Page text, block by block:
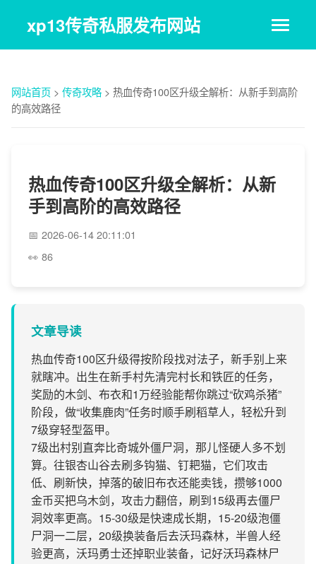
xp13传奇私服发布网站
网站首页 > 传奇攻略 > 热血传奇100区升级全解析：从新手到高阶
的高效路径
热血传奇100区升级全解析：从新
手到高阶的高效路径
2026-06-14 20:11:01
86
文章导读
热血传奇100区升级得按阶段找对法子，新手别上来
就瞎冲。出生在新手村先清完村长和铁匠的任务，
奖励的木剑、布衣和1万经验能帮你跳过“砍鸡杀猪”
阶段，做“收集鹿肉”任务时顺手刷稻草人，轻松升到
7级穿轻型盔甲。
7级出村别直奔比奇城外僵尸洞，那儿怪硬人多不划
算。往银杏山谷去刷多钩猫、钉耙猫，它们攻击
低、刷新快，掉落的破旧布衣还能卖钱，攒够1000
金币买把乌木剑，攻击力翻倍，刷到15级再去僵尸
洞效率更高。15-30级是快速成长期，15-20级泡僵
尸洞一二层，20级换装备后去沃玛森林，半兽人经
验更高，沃玛勇士还掉职业装备，记好沃玛森林尸